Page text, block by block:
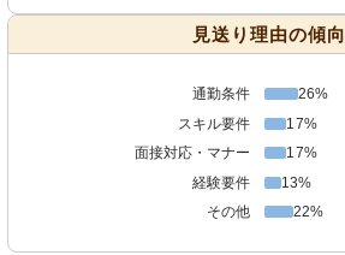
見送り理由の傾向
通勤条件
26%
スキル要件
17%
面接対応・マナー
17%
経験要件
13%
その他
22%